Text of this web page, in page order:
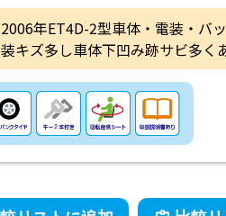
2006年ET4D-2型車体・電装・バ
装キズ多し車体下凹み跡サビ多く